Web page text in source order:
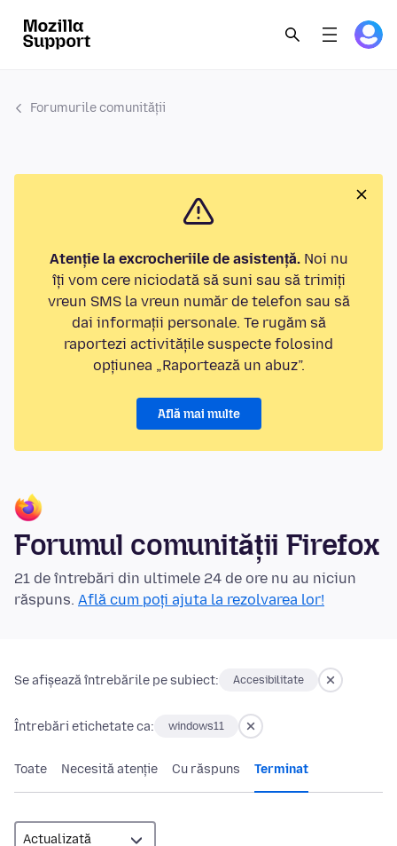
Forumurile comunității
Atenție la excrocheriile de asistență.Noi nu
îți vom cere niciodată să suni sau să trimiți
vreun SMS la vreun număr de telefon sau să
dai informații personale. Te rugăm să
raportezi activitățile suspecte folosind
opțiunea „Raportează un abuz”.
Află mai multe
Forumul comunității Firefox
21 de întrebări din ultimele 24 de ore nu au niciun
răspuns. Află cum poți ajuta la rezolvarea lor!
Se afișează întrebările pe subiect: Accesibilitate
Întrebări etichetate ca: windows11
Toate Necesită atenție Cu răspuns Terminat